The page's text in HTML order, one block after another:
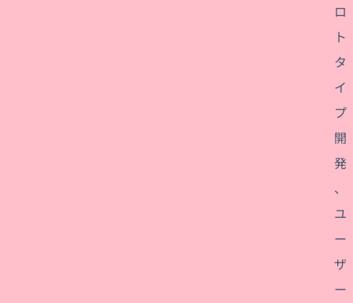
ロ
ト
タ
イ
プ
開
発
、
ユ
ー
ザ
ー